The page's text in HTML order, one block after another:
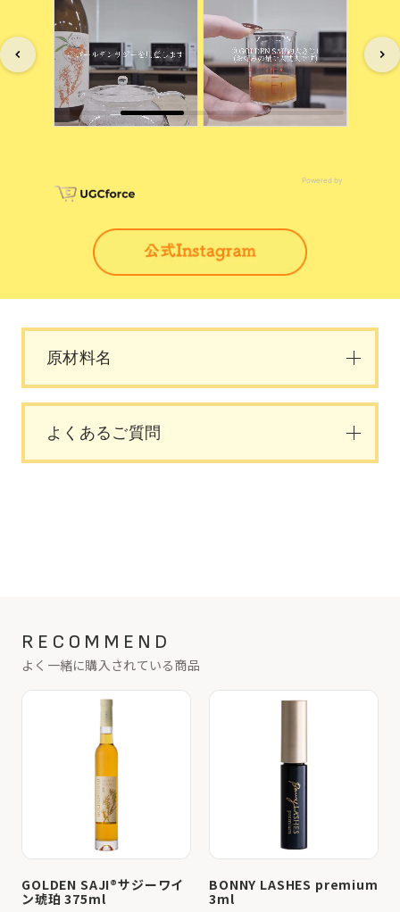
Powered by
原材料名
よくあるご質問
RECOMMEND
よく一緒に購入されている商品
GOLDEN SAJI®サジーワイ
ン琥珀 375ml
BONNY LASHES premium
3ml